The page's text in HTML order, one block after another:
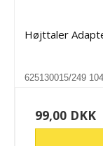
Højttaler
625130015/249
99,00 DKK